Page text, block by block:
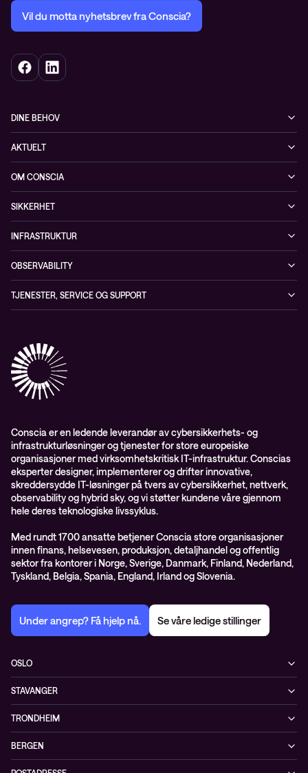
Vil du motta nyhetsbrev fra Conscia?
DINE BEHOV
Sikkerhet
Observability
Tjenester, service og support
AKTUELT
Referanser
Whitepapers
Blogg
Nyheter
OM CONSCIA
Ansatte
Partnere
Presserom
Aktsomhetsvurdering
SIKKERHET
Sikkerhetsløsninger
Conscia ThreatInsights
INFRASTRUKTUR
Løsninger
OBSERVABILITY
TJENESTER, SERVICE OG SUPPORT
Conscia Education Services
Conscia er en ledende leverandør av cybersikkerhets- og
infrastrukturløsninger og tjenester for store europeiske
organisasjoner med virksomhetskritisk IT-infrastruktur. Conscias
eksperter designer, implementerer og drifter innovative,
skreddersydde IT-løsninger på tvers av cybersikkerhet, nettverk,
observability og hybrid sky, og vi støtter kundene våre gjennom
hele deres teknologiske livssyklus.
Med rundt 1700 ansatte betjener Conscia store organisasjoner
innen finans, helsevesen, produksjon, detaljhandel og offentlig
sektor fra kontorer i Norge, Sverige, Danmark, Finland, Nederland,
Tyskland, Belgia, Spania, England, Irland og Slovenia.
Under angrep? Få hjelp nå. Se våre ledige stillinger
OSLO
0185 Oslo
Norge
STAVANGER
4020 Stavanger
Norge
TRONDHEIM
7069 Trondheim
Norge
BERGEN